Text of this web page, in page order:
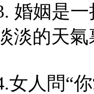
婚姻是
淡的天
女人問“